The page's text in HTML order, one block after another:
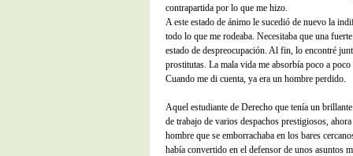
contrapartida por lo que me hizo.
A este estado de ánimo le sucedió de nuevo la
todo lo que me rodeaba. Necesitaba que una
estado de despreocupación. Al fin, lo encontré
prostitutas. La mala vida me absorbía poco a
Cuando me di cuenta, ya era un hombre perdido.
Aquel estudiante de Derecho que tenía un
de trabajo de varios despachos prestigiosos,
hombre que se emborrachaba en los bares
había convertido en el defensor de unos asuntos